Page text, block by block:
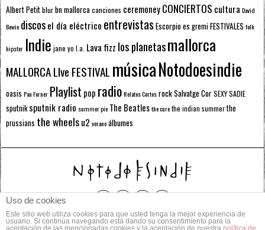
Albert Petitblurbn mallorcacanciones ceremoneyCONCIERTOS cultura David
Bowie discosel día eléctrico entrevistas Escorpioes gremiFESTIVALES folk
hipster Indie jane yo l.a. Lava fizz los planetasmallorca
MALLORCA LIve FESTIVAL músicaNotodoesindie
oasis Pau Forner Playlist pop radioRelatos CortosrockSalvatge CorSEXY SADIE
sputnik sputnik radio summer pie The Beatlesthe curethe indian summerthe
prussians the wheelsu2 veranoálbumes
© 2014 Todos los derechos reservados.
Uso de cookies
Este sitio web utiliza cookies para que usted tenga la mejor experiencia de
usuario. Si continúa navegando está dando su consentimiento para la
aceptación de las mencionadas cookies y la aceptación de nuestra política de